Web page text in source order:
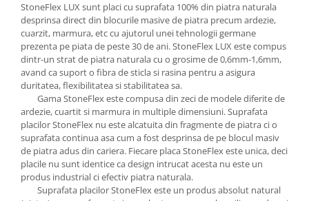
StoneFlex LUX sunt placi cu suprafata 100% din piatra naturala
desprinsa direct din blocurile masive de piatra precum ardezie,
cuarzit, marmura, etc cu ajutorul unei tehnologii germane
prezenta pe piata de peste 30 de ani. StoneFlex LUX este compus
dintr-un strat de piatra naturala cu o grosime de 0,6mm-1,6mm,
avand ca suport o fibra de sticla si rasina pentru a asigura
duritatea, flexibilitatea si stabilitatea sa.
Gama StoneFlex este compusa din zeci de modele diferite de
ardezie, cuartit si marmura in multiple dimensiuni. Suprafata
placilor StoneFlex nu este alcatuita din fragmente de piatra ci o
suprafata continua asa cum a fost desprinsa de pe blocul masiv
de piatra adus din cariera. Fiecare placa StoneFlex este unica, deci
placile nu sunt identice ca design intrucat acesta nu este un
produs industrial ci efectiv piatra naturala.
Suprafata placilor StoneFlex este un produs absolut natural